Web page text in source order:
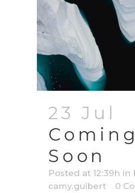
23 Jul
Coming
Soon
Posted at 12:39h in
camy.guibert
0